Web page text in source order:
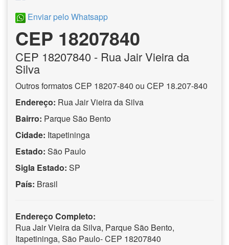
Enviar pelo Whatsapp
CEP 18207840
CEP 18207840 - Rua Jair Vieira da
Silva
Outros formatos CEP 18207-840 ou CEP 18.207-840
Endereço: Rua Jair Vieira da Silva
Bairro: Parque São Bento
Cidade: Itapetininga
Estado: São Paulo
Sigla Estado: SP
País: Brasil
Endereço Completo:
Rua Jair Vieira da Silva, Parque São Bento,
Itapetininga, São Paulo- CEP 18207840